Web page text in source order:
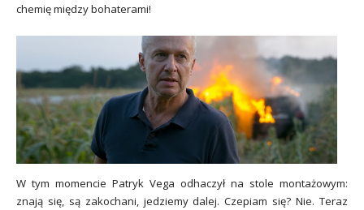
chemię między bohaterami!
W tym momencie Patryk Vega odhaczył na stole montażowym:
znają się, są zakochani, jedziemy dalej. Czepiam się? Nie. Teraz